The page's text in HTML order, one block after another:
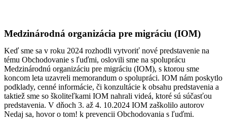
Medzinárodná organizácia pre migráciu (IOM)
Keď sme sa v roku 2024 rozhodli vytvoriť nové predstavenie na
tému Obchodovanie s ľuďmi, oslovili sme na spoluprácu
Medzinárodnú organizáciu pre migráciu (IOM), s ktorou sme
koncom leta uzavreli memorandum o spolupráci. IOM nám poskytlo
podklady, cenné informácie, či konzultácie k obsahu predstavenia a
taktiež sme so školiteľkami IOM nahrali videá, ktoré sú súčasťou
predstavenia. V dňoch 3. až 4. 10.2024 IOM zaškolilo autorov
Nedaj sa, hovor o tom! k prevencii Obchodovania s ľuďmi.